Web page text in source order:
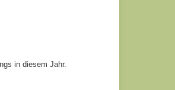
in diesem Jahr.